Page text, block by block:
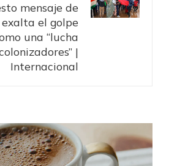
mensaje de
el golpe
una “lucha
|
Internacional